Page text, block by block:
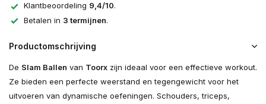
Klantbeoordeling 9,4/10.
Betalen in 3 termijnen.
Productomschrijving
De Slam Ballen van Toorx zijn ideaal voor een effectieve workout.
Ze bieden een perfecte weerstand en tegengewicht voor het
uitvoeren van dynamische oefeningen. Schouders, triceps,